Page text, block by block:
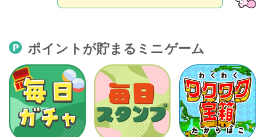
ポイントが貯まるミニゲーム